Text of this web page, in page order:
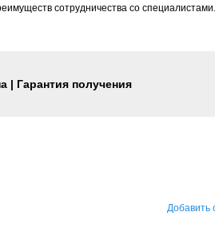
сотрудничества со специалистами.
| Гарантия получения
Добавить